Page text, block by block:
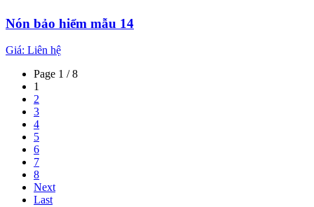
Nón bảo hiểm mẫu 14
Giá: Liên hệ
Page 1 / 8
1
2
3
4
5
6
7
8
Next
Last